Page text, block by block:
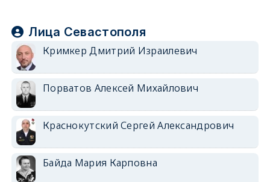
Лица Севастополя
Кримкер Дмитрий Израилевич
Порватов Алексей Михайлович
Краснокутский Сергей Александрович
Байда Мария Карповна